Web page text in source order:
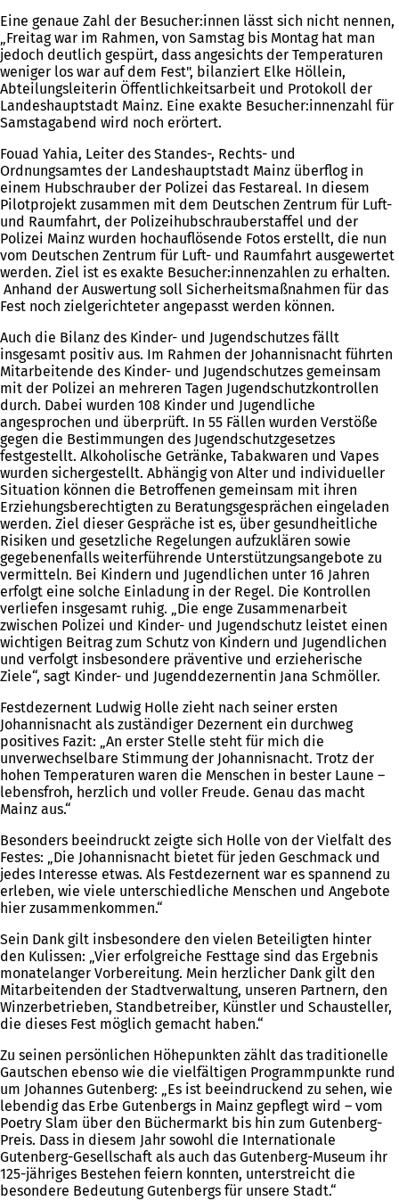
Eine genaue Zahl der Besucher:innen lässt sich nicht nennen,
„Freitag war im Rahmen, von Samstag bis Montag hat man
jedoch deutlich gespürt, dass angesichts der Temperaturen
weniger los war auf dem Fest", bilanziert Elke Höllein,
Abteilungsleiterin Öffentlichkeitsarbeit und Protokoll der
Landeshauptstadt Mainz. Eine exakte Besucher:innenzahl für
Samstagabend wird noch erörtert.
Fouad Yahia, Leiter des Standes-, Rechts- und
Ordnungsamtes der Landeshauptstadt Mainz überflog in
einem Hubschrauber der Polizei das Festareal. In diesem
Pilotprojekt zusammen mit dem Deutschen Zentrum für Luft-
und Raumfahrt, der Polizeihubschrauberstaffel und der
Polizei Mainz wurden hochauflösende Fotos erstellt, die nun
vom Deutschen Zentrum für Luft- und Raumfahrt ausgewertet
werden. Ziel ist es exakte Besucher:innenzahlen zu erhalten.
Anhand der Auswertung soll Sicherheitsmaßnahmen für das
Fest noch zielgerichteter angepasst werden können.
Auch die Bilanz des Kinder- und Jugendschutzes fällt
insgesamt positiv aus. Im Rahmen der Johannisnacht führten
Mitarbeitende des Kinder- und Jugendschutzes gemeinsam
mit der Polizei an mehreren Tagen Jugendschutzkontrollen
durch. Dabei wurden 108 Kinder und Jugendliche
angesprochen und überprüft. In 55 Fällen wurden Verstöße
gegen die Bestimmungen des Jugendschutzgesetzes
festgestellt. Alkoholische Getränke, Tabakwaren und Vapes
wurden sichergestellt. Abhängig von Alter und individueller
Situation können die Betroffenen gemeinsam mit ihren
Erziehungsberechtigten zu Beratungsgesprächen eingeladen
werden. Ziel dieser Gespräche ist es, über gesundheitliche
Risiken und gesetzliche Regelungen aufzuklären sowie
gegebenenfalls weiterführende Unterstützungsangebote zu
vermitteln. Bei Kindern und Jugendlichen unter 16 Jahren
erfolgt eine solche Einladung in der Regel. Die Kontrollen
verliefen insgesamt ruhig. „Die enge Zusammenarbeit
zwischen Polizei und Kinder- und Jugendschutz leistet einen
wichtigen Beitrag zum Schutz von Kindern und Jugendlichen
und verfolgt insbesondere präventive und erzieherische
Ziele“, sagt Kinder- und Jugenddezernentin Jana Schmöller.
Festdezernent Ludwig Holle zieht nach seiner ersten
Johannisnacht als zuständiger Dezernent ein durchweg
positives Fazit: „An erster Stelle steht für mich die
unverwechselbare Stimmung der Johannisnacht. Trotz der
hohen Temperaturen waren die Menschen in bester Laune –
lebensfroh, herzlich und voller Freude. Genau das macht
Mainz aus.“
Besonders beeindruckt zeigte sich Holle von der Vielfalt des
Festes: „Die Johannisnacht bietet für jeden Geschmack und
jedes Interesse etwas. Als Festdezernent war es spannend zu
erleben, wie viele unterschiedliche Menschen und Angebote
hier zusammenkommen.“
Sein Dank gilt insbesondere den vielen Beteiligten hinter
den Kulissen: „Vier erfolgreiche Festtage sind das Ergebnis
monatelanger Vorbereitung. Mein herzlicher Dank gilt den
Mitarbeitenden der Stadtverwaltung, unseren Partnern, den
Winzerbetrieben, Standbetreiber, Künstler und Schausteller,
die dieses Fest möglich gemacht haben.“
Zu seinen persönlichen Höhepunkten zählt das traditionelle
Gautschen ebenso wie die vielfältigen Programmpunkte rund
um Johannes Gutenberg: „Es ist beeindruckend zu sehen, wie
lebendig das Erbe Gutenbergs in Mainz gepflegt wird – vom
Poetry Slam über den Büchermarkt bis hin zum Gutenberg-
Preis. Dass in diesem Jahr sowohl die Internationale
Gutenberg-Gesellschaft als auch das Gutenberg-Museum ihr
125-jähriges Bestehen feiern konnten, unterstreicht die
besondere Bedeutung Gutenbergs für unsere Stadt.“